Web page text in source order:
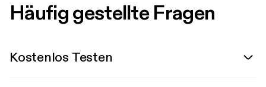
Häufig gestellte Fragen
Kostenlos Testen